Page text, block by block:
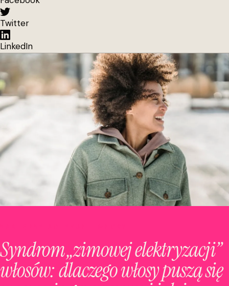
Twitter
LinkedIn
Syndrom „zimowej elektryzacji”
włosów: dlaczego włosy puszą się